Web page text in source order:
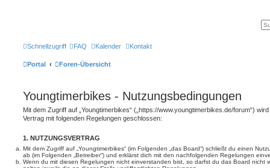
Schnellzugriff FAQ Kalender Kontakt
Portal Foren-Übersicht
Youngtimerbikes - Nutzungsbedingungen
Mit dem Zugriff auf „Youngtimerbikes“ („https://www.youngtimerbikes.de/forum“)
Vertrag mit folgenden Regelungen geschlossen:
1. NUTZUNGSVERTRAG
Mit dem Zugriff auf „Youngtimerbikes“ (im Folgenden „das Board“) schließt du einen
ab (im Folgenden „Betreiber“) und erklärst dich mit den nachfolgenden Regelungen
Wenn du mit diesen Regelungen nicht einverstanden bist, so darfst du das Board nicht